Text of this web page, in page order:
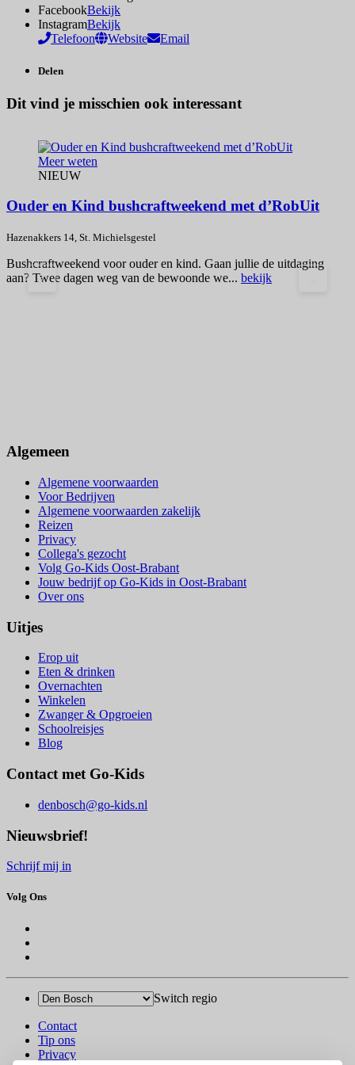
FacebookBekijk
InstagramBekijk
Telefoon
Website Email
Delen
Dit vind je misschien ook interessant
Meer weten
NIEUW
Ouder en Kind bushcraftweekend met d’RobUit
Hazenakkers 14, St. Michielsgestel
Bushcraftweekend voor ouder en kind. Gaan jullie de uitdaging
aan? Twee dagen weg van de bewoonde we... bekijk
<
Algemeen
Algemene voorwaarden
Voor Bedrijven
Algemene voorwaarden zakelijk
Reizen
Privacy
Collega's gezocht
Volg Go-Kids Oost-Brabant
Jouw bedrijf op Go-Kids in Oost-Brabant
Over ons
Uitjes
Erop uit
Eten & drinken
Overnachten
Winkelen
Zwanger & Opgroeien
Schoolreisjes
Blog
Contact met Go-Kids
denbosch@go-kids.nl
Nieuwsbrief!
Schrijf mij in
Volg Ons
Switch regio
Contact
Tip ons
Privacy